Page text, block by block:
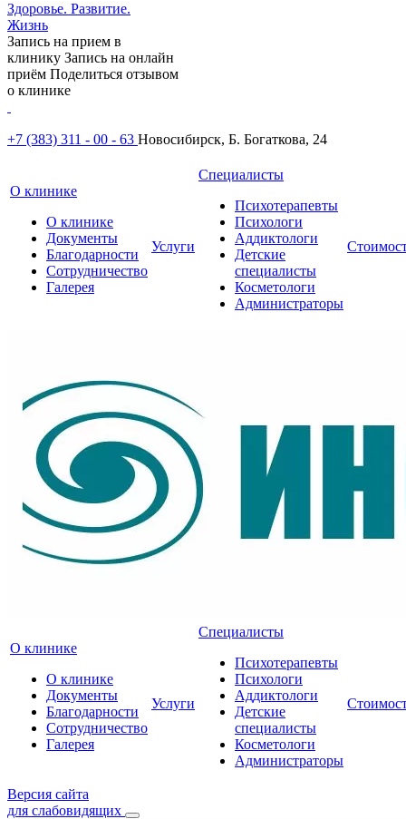
Здоровье. Развитие.
Жизнь
Запись на прием в
клинику Запись на онлайн
приём Поделиться отзывом
о клинике
+7 (383) 311 - 00 - 63 Новосибирск, Б. Богаткова, 24
О клинике
О клинике
Документы
Благодарности
Сотрудничество
Галерея
Услуги
Специалисты
Психотерапевты
Психологи
Аддиктологи
Детские
специалисты
Косметологи
Администраторы
О клинике
О клинике
Документы
Благодарности
Сотрудничество
Галерея
Услуги
Специалисты
Психотерапевты
Психологи
Аддиктологи
Детские
специалисты
Косметологи
Администраторы
Версия сайта
для слабовидящих